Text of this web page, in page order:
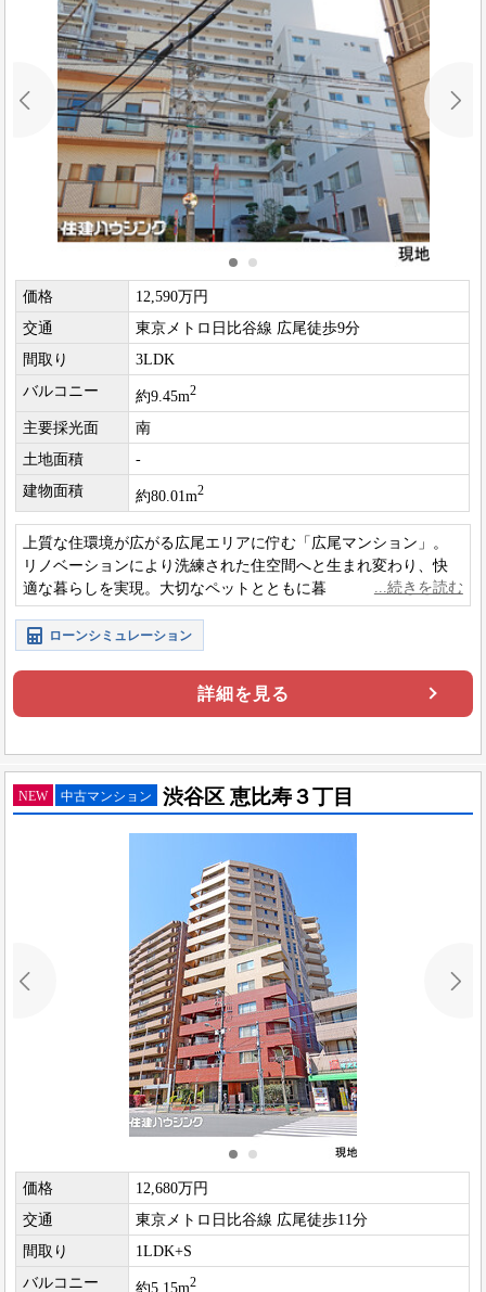
価格
12,590万円
交通
東京メトロ日比谷線 広尾徒歩9分
間取り
3LDK
バルコニー
約9.45m2
主要採光面
南
土地面積
-
建物面積
約80.01m2
上質な住環境が広がる広尾エリアに佇む「広尾マンション」。
リノベーションにより洗練された住空間へと生まれ変わり、快
適な暮らしを実現。大切なペットとともに暮らせる嬉しい2匹飼
育可能で、都心での豊かなライフスタイルを叶えます。
ローンシミュレーション
詳細を見る
NEW 中古マンション 渋谷区 恵比寿３丁目
価格
12,680万円
交通
東京メトロ日比谷線 広尾徒歩11分
間取り
1LDK+S
バルコニー
約5.15m2